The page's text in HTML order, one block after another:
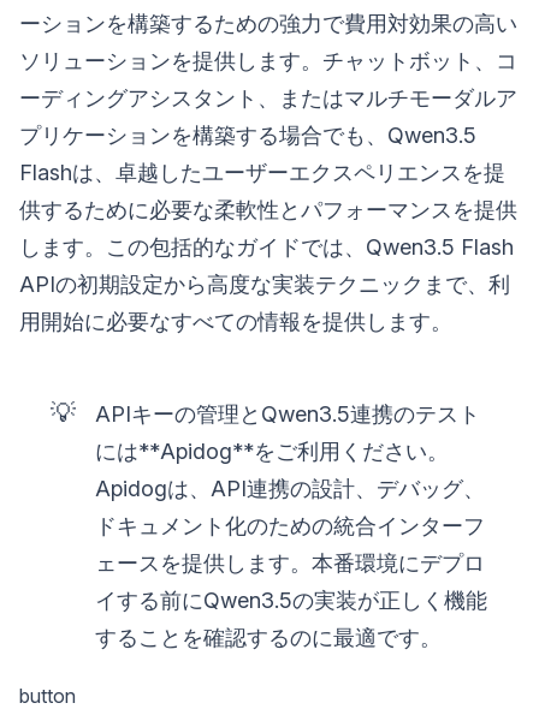
ーションを構築するための強力で費用対効果の高い
ソリューションを提供します。チャットボット、コ
ーディングアシスタント、またはマルチモーダルア
プリケーションを構築する場合でも、Qwen3.5
Flashは、卓越したユーザーエクスペリエンスを提
供するために必要な柔軟性とパフォーマンスを提供
します。この包括的なガイドでは、Qwen3.5 Flash
APIの初期設定から高度な実装テクニックまで、利
用開始に必要なすべての情報を提供します。
💡
APIキーの管理とQwen3.5連携のテスト
には**Apidog**をご利用ください。
Apidogは、API連携の設計、デバッグ、
ドキュメント化のための統合インターフ
ェースを提供します。本番環境にデプロ
イする前にQwen3.5の実装が正しく機能
することを確認するのに最適です。
button